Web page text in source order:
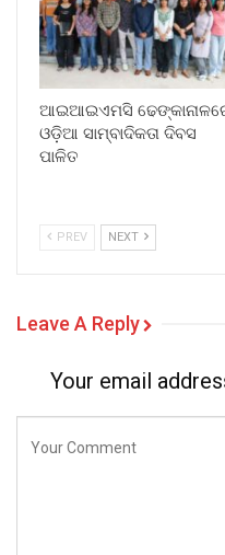
ଆଇଆଇଏମସି
ଓଡ଼ିଆ ସାମ୍ବାଦିକତା ଦିବସ
ପାଳିତ
PREV NEXT
Leave A Reply
Your email